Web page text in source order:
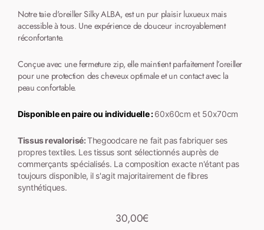
Notre taied'oreillerSilky ALBA, est un pur plaisir luxueux mais
accessible à tous. Une expérience de douceur incroyablement
réconfortante.
Conçue avec une fermeture zip, elle maintient parfaitement l’oreiller
pour une protection des cheveux optimale et un contact avec la
peau confortable.
Disponible en paire ou individuelle :60x60cm et 50x70cm
Tissusrevalorisé:Thegoodcare ne fait pas fabriquer ses
propres textiles. Lestissus sont sélectionnés auprès de
commerçants spécialisés. La composition exacten'étantpas
toujours disponible, il s'agit majoritairement de fibres
synthétiques.
Prix
30,00€